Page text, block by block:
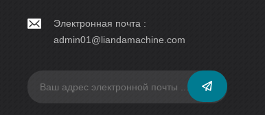
Электронная почта :
admin01@liandamachine.com